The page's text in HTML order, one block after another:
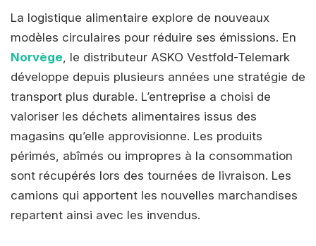
La logistique alimentaire explore de nouveaux
modèles circulaires pour réduire ses émissions. En
Norvège , le distributeur ASKO Vestfold-Telemark
développe depuis plusieurs années une stratégie de
transport plus durable. L’entreprise a choisi de
valoriser les déchets alimentaires issus des
magasins qu’elle approvisionne. Les produits
périmés, abîmés ou impropres à la consommation
sont récupérés lors des tournées de livraison. Les
camions qui apportent les nouvelles marchandises
repartent ainsi avec les invendus.